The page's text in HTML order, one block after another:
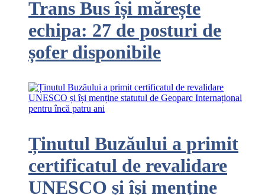
Trans Bus își mărește
echipa: 27 de posturi de
șofer disponibile
Ținutul Buzăului a primit
certificatul de revalidare
UNESCO și își menține